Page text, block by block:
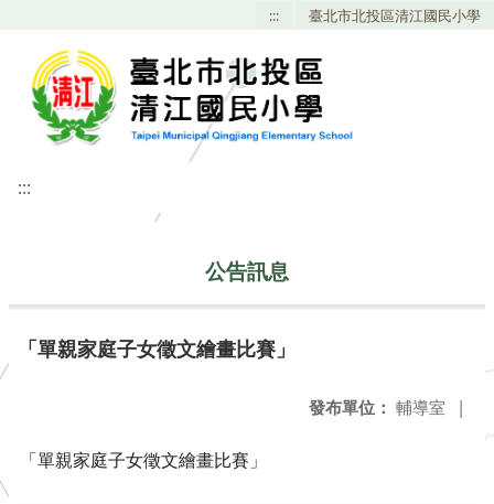
::: 臺北市北投區清江國民小學
:::
公告訊息
「單親家庭子女徵文繪畫比賽」
發布單位： 輔導室 |
「單親家庭子女徵文繪畫比賽」